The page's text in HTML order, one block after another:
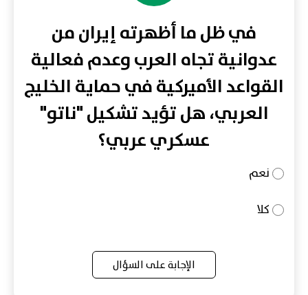
في ظل ما أظهرته إيران من
عدوانية تجاه العرب وعدم فعالية
القواعد الأميركية في حماية الخليج
العربي، هل تؤيد تشكيل "ناتو"
عسكري عربي؟
نعم
كلا
الإجابة على السؤال